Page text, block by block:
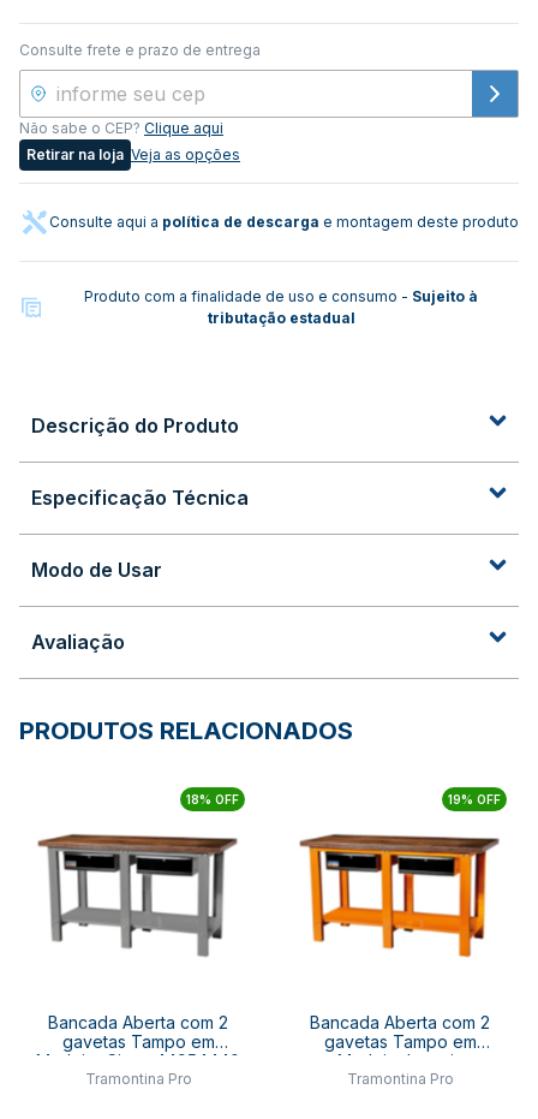
Consulte frete e prazo de entrega
Não sabe o CEP? Clique aqui
Retirar na loja Veja as opções
Consulte aqui a política de descarga e montagem deste produto
Produto com a finalidade de uso e consumo - Sujeito à
tributação estadual
Descrição do Produto
Especificação Técnica
Modo de Usar
Avaliação
PRODUTOS RELACIONADOS
18% OFF
Bancada Aberta com 2
gavetas Tampo em
Madeira Cinza 44954440
TRAMONTINA PRO
Tramontina Pro
19% OFF
Bancada Aberta com 2
gavetas Tampo em
Madeira Laranja
44954040 TRAMONTINA
Tramontina Pro